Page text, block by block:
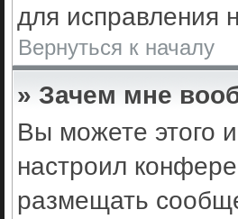
для исправления
Вернуться к началу
» Зачем мне
Вы можете этого
настроил
размещать